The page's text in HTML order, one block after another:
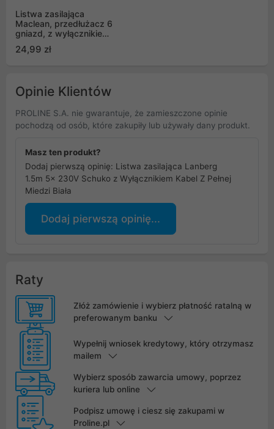
Listwa zasilająca
Maclean, przedłużacz 6
gniazd, z wyłącznikiem,
MCE225
24,99 zł
Opinie Klientów
PROLINE S.A. nie gwarantuje, że zamieszczone opinie
pochodzą od osób, które zakupiły lub używały dany produkt.
Masz ten produkt?
Dodaj pierwszą opinię: Listwa zasilająca Lanberg
1.5m 5x 230V Schuko z Wyłącznikiem Kabel Z Pełnej
Miedzi Biała
Dodaj pierwszą opinię...
Raty
Złóż zamówienie i wybierz płatność ratalną w
preferowanym banku
Wypełnij wniosek kredytowy, który otrzymasz
mailem
Wybierz sposób zawarcia umowy, poprzez
kuriera lub online
Podpisz umowę i ciesz się zakupami w
Proline.pl